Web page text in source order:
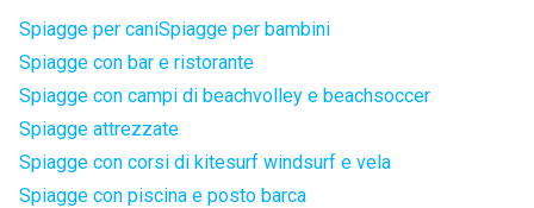
Spiagge per caniSpiagge per bambini
Spiagge con bar e ristorante
Spiagge con campi di beachvolley e beachsoccer
Spiagge attrezzate
Spiagge con corsi di kitesurf windsurf e vela
Spiagge con piscina e posto barca